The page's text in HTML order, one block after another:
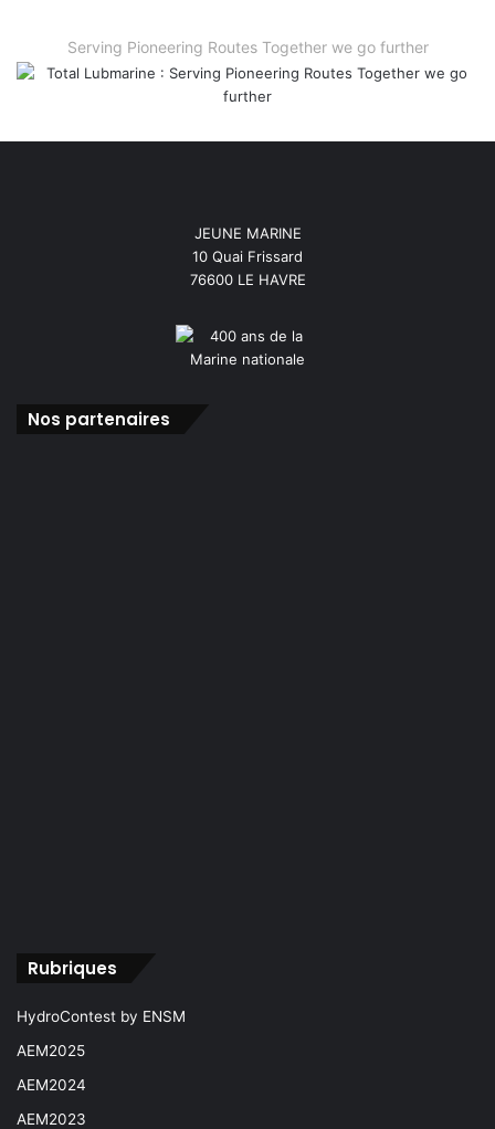
Serving Pioneering Routes Together we go further
JEUNE MARINE
10 Quai Frissard
76600 LE HAVRE
Nos partenaires
Rubriques
HydroContest by ENSM
AEM2025
AEM2024
AEM2023